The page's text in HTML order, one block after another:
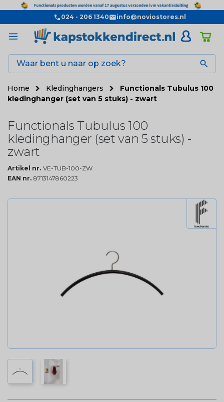
024 - 206 1340 info@noviostores.nl

Home Kledinghangers
Functionals Tubulus 100
kledinghanger (set van 5 stuks) - zwart
Functionals Tubulus 100
kledinghanger (set van 5 stuks) -
zwart
Artikel nr. VE-TUB-100-ZW
EAN nr. 8713147860223